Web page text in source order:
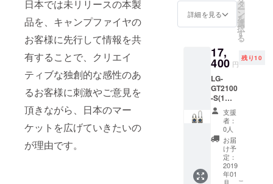
日本では未リリースの本製
品を、キャンプファイヤの
お客様に先行して情報を共
有することで、クリエイ
ティブな独創的な感性のあ
るお客様に刺激やご意見を
頂きながら、日本のマー
ケットを広げていきたいの
が理由です。
円（税
込）
⇒
円（税
込）
詳細を見る
タ
ー
ン
を
選
択
す
る
17,
400 円
残り10
LG-
GT2100
-S(1
台）+
LG-
GT2100
-L(1
台）
キャン
プファ
イヤ特
支援
者：
0人
お届
け予
定：
2019
年01